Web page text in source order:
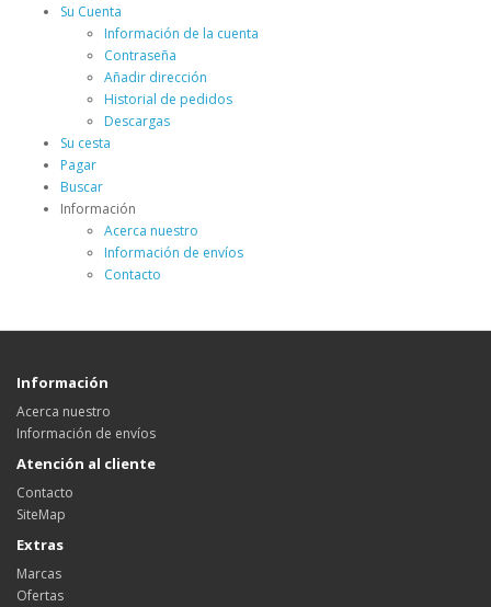
Su Cuenta
Información de la cuenta
Contraseña
Añadir dirección
Historial de pedidos
Descargas
Su cesta
Pagar
Buscar
Información
Acerca nuestro
Información de envíos
Contacto
Información
Acerca nuestro
Información de envíos
Atención al cliente
Contacto
SiteMap
Extras
Marcas
Ofertas